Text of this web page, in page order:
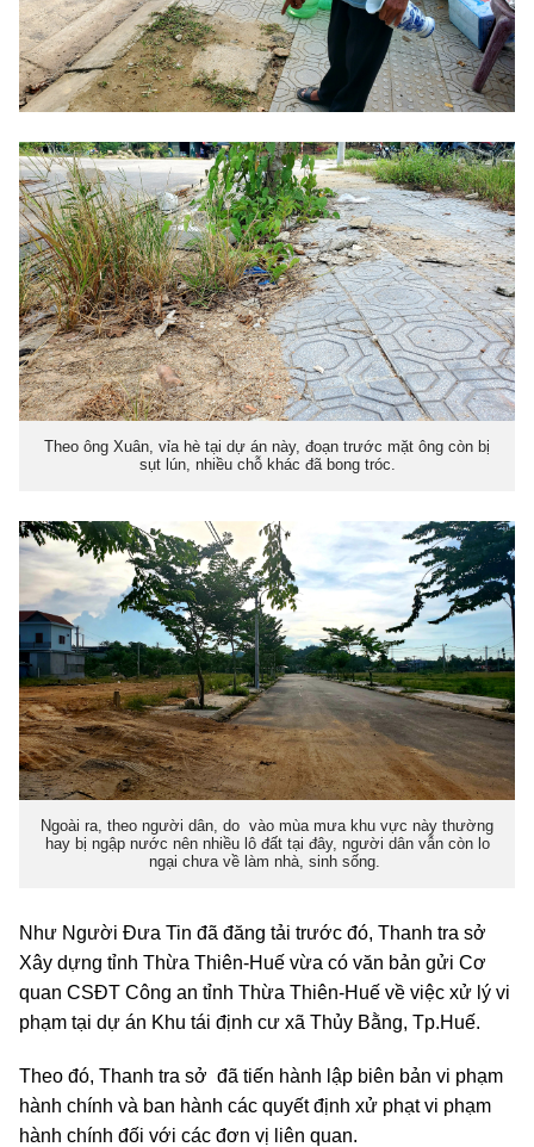
Theo ông Xuân, vỉa hè tại dự án này, đoạn trước mặt ông còn bị
sụt lún, nhiều chỗ khác đã bong tróc.
Ngoài ra, theo người dân, do vào mùa mưa khu vực này thường
hay bị ngập nước nên nhiều lô đất tại đây, người dân vẫn còn lo
ngại chưa về làm nhà, sinh sống.
Như Người Đưa Tin đã đăng tải trước đó, Thanh tra sở
Xây dựng tỉnh Thừa Thiên-Huế vừa có văn bản gửi Cơ
quan CSĐT Công an tỉnh Thừa Thiên-Huế về việc xử lý vi
phạm tại dự án Khu tái định cư xã Thủy Bằng, Tp.Huế.
Theo đó, Thanh tra sở đã tiến hành lập biên bản vi phạm
hành chính và ban hành các quyết định xử phạt vi phạm
hành chính đối với các đơn vị liên quan.